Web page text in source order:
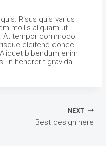
Risus quis varius
mollis aliquam ut
At tempor commodo
eleifend donec
bibendum enim
In hendrerit gravida
NEXT
Best design here